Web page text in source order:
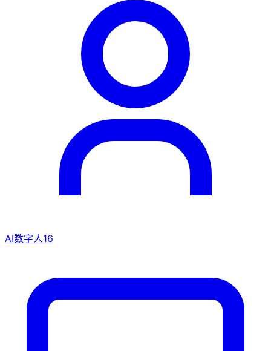
AI数字人16